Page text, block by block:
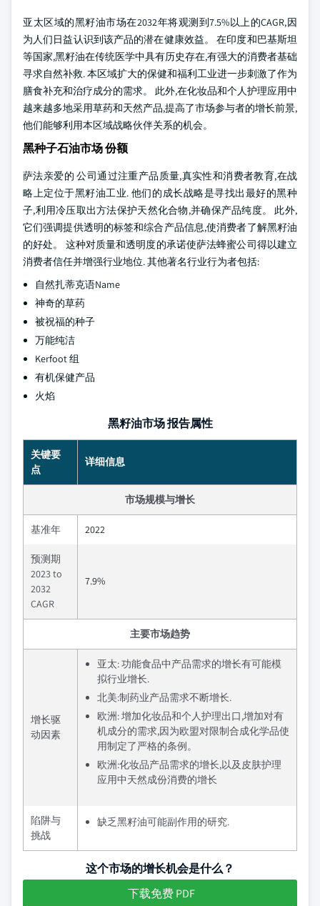
亚太区域的黑籽油市场在2032年将观测到7.5%以上的CAGR,因
为人们日益认识到该产品的潜在健康效益。 在印度和巴基斯坦
等国家,黑籽油在传统医学中具有历史存在,有强大的消费者基础
寻求自然补救. 本区域扩大的保健和福利工业进一步刺激了作为
膳食补充和治疗成分的需求。 此外,在化妆品和个人护理应用中
越来越多地采用草药和天然产品,提高了市场参与者的增长前景,
他们能够利用本区域战略伙伴关系的机会。
黑种子石油市场 份额
萨法亲爱的 公司通过注重产品质量,真实性和消费者教育,在战
略上定位于黑籽油工业. 他们的成长战略是寻找出最好的黑种
子,利用冷压取出方法保护天然化合物,并确保产品纯度。 此外,
它们强调提供透明的标签和综合产品信息,使消费者了解黑籽油
的好处。 这种对质量和透明度的承诺使萨法蜂蜜公司得以建立
消费者信任并增强行业地位. 其他著名行业行为者包括:
自然扎蒂克语Name
神奇的草药
被祝福的种子
万能纯洁
Kerfoot 组
有机保健产品
火焰
黑籽油市场 报告属性
关键要
点
详细信息
市场规模与增长
基准年 2022
预测期
2023 to
2032
CAGR
7.9%
主要市场趋势
增长驱
动因素
亚太: 功能食品中产品需求的增长有可能模
拟行业增长.
北美:制药业产品需求不断增长.
欧洲: 增加化妆品和个人护理出口,增加对有
机成分的需求,因为欧盟对限制合成化学品使
用制定了严格的条例。
欧洲:化妆品产品需求的增长,以及皮肤护理
应用中天然成份消费的增长
陷阱与
挑战
缺乏黑籽油可能副作用的研究.
这个市场的增长机会是什么？
下载免费 PDF